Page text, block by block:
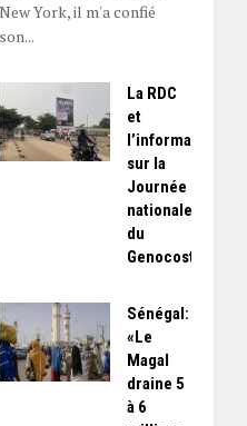
New York, il m'a confié
son...
La RDC
et
l’information
sur la
Journée
nationale
du
Genocost
Sénégal:
«Le
Magal
draine 5
à 6